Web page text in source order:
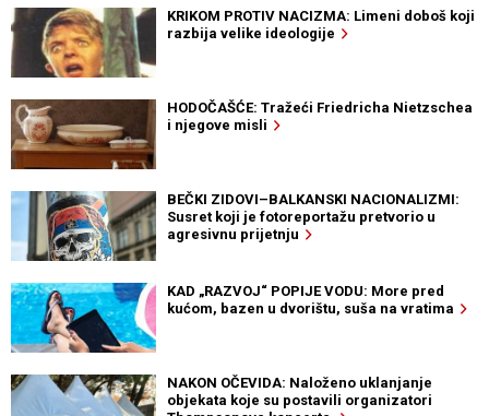
KRIKOM PROTIV NACIZMA: Limeni doboš koji
razbija velike ideologije
HODOČAŠĆE: Tražeći Friedricha Nietzschea
i njegove misli
BEČKI ZIDOVI–BALKANSKI NACIONALIZMI:
Susret koji je fotoreportažu pretvorio u
agresivnu prijetnju
KAD „RAZVOJ“ POPIJE VODU: More pred
kućom, bazen u dvorištu, suša na vratima
NAKON OČEVIDA: Naloženo uklanjanje
objekata koje su postavili organizatori